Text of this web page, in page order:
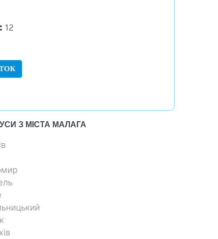
12
З МІСТА МАЛАГА